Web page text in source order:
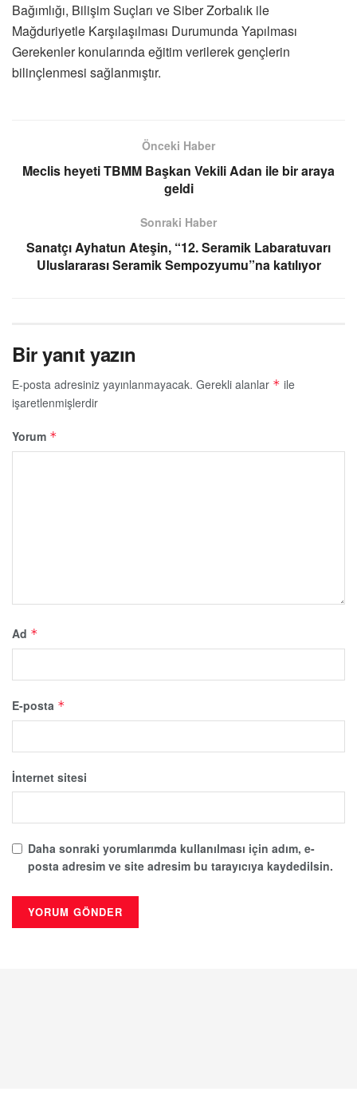
Bağımlığı, Bilişim Suçları ve Siber Zorbalık ile
Mağduriyetle Karşılaşılması Durumunda Yapılması
Gerekenler konularında eğitim verilerek gençlerin
bilinçlenmesi sağlanmıştır.
Önceki Haber
Meclis heyeti TBMM Başkan Vekili Adan ile bir araya
geldi
Sonraki Haber
Sanatçı Ayhatun Ateşin, “12. Seramik Labaratuvarı
Uluslararası Seramik Sempozyumu”na katılıyor
Bir yanıt yazın
E-posta adresiniz yayınlanmayacak. Gerekli alanlar * ile
işaretlenmişlerdir
Yorum *
Ad *
E-posta *
İnternet sitesi
Daha sonraki yorumlarımda kullanılması için adım, e-
posta adresim ve site adresim bu tarayıcıya kaydedilsin.